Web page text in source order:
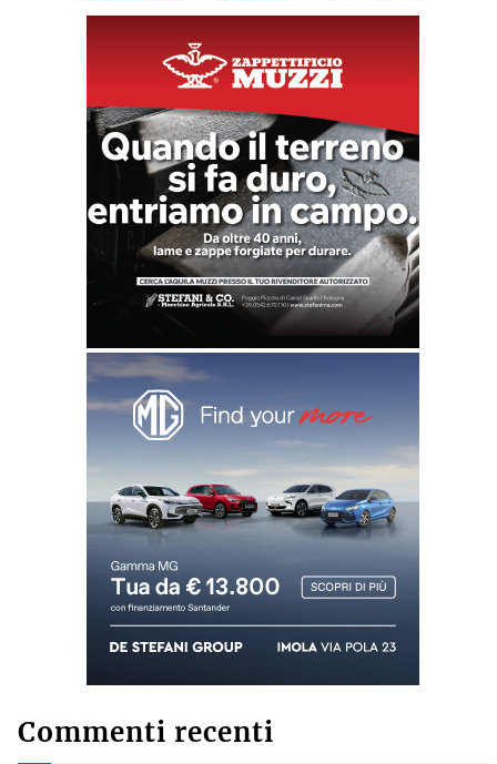
Commenti recenti